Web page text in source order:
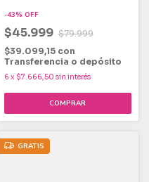
-43% OFF
$45.999 $79.999
$39.099,15 con
Transferencia o depósito
6 x $7.666,50 sin interés
GRATIS